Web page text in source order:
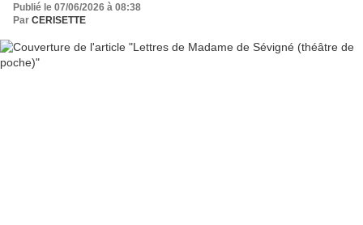
Publié le 07/06/2026 à 08:38
Par CERISETTE